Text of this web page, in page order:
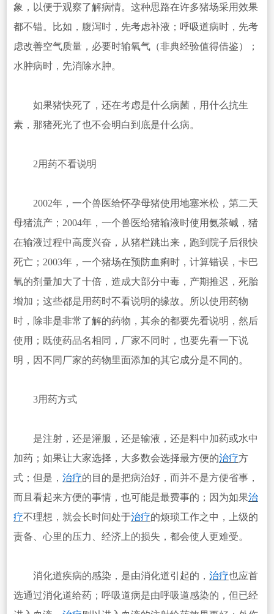
象，以便于观察了解病情。这种思路在许多猪场采用效果
都不错。比如，腹泻时，先考虑补液；呼吸道病时，先考
虑改善空气质量，必要时输氧气（非典经验值得借鉴）；
水肿病时，先消除水肿。
如果猪快死了，还在考虑是什么病菌，用什么抗生
素，那猪死光了也不会明白到底是什么病。
2用药不看说明
2002年，一个兽医给怀孕母猪使用地塞米松，第二天
母猪流产；2004年，一个兽医给猪输液时使用氨茶碱，猪
在输液过程中高度兴奋，从猪栏跳出来，跑到院子后很快
死亡；2003年，一个猪场在预防血痢时，计算错误，卡巴
氧的剂量加大了十倍，造成大部分中毒，产期推迟，死胎
增加；这些都是用药时不看说明的缘故。所以使用药物
时，除非是非常了解的药物，其余的都要先看说明，然后
使用；既使药品名相同，厂家不同时，也要先看一下说
明，因不同厂家的药物里面添加的其它成分是不同的。
3用药方式
是注射，还是灌服，还是输液，还是料中加药或水中
加药；如果让大家选择，大多数会选择最方便的治疗方
式；但是， 治疗的目的是把病治好，而并不是方便省事，
而且看起来方便的事情，也可能是最费事的；因为如果治
疗不理想，就会长时间处于治疗的烦琐工作之中，上级的
责备、心里的压力、经济上的损失，都会使人更难受。
消化道疾病的感染，是由消化道引起的， 治疗也应首
选通过消化道给药；呼吸道病是由呼吸道感染的，但已经